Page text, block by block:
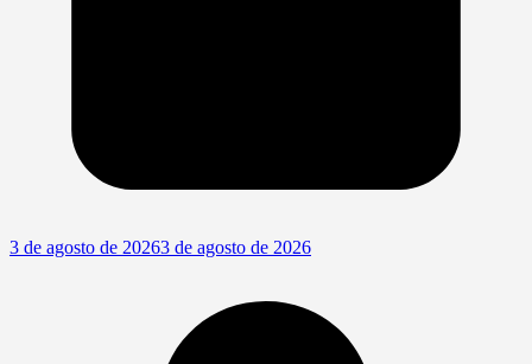
3 de agosto de 20263 de agosto de 2026